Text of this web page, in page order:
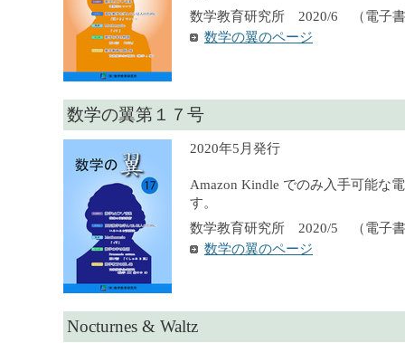
数学教育研究所 2020/6 （電子
数学の翼のページ
数学の翼第１７号
2020年5月発行
Amazon Kindle でのみ入手可能な
す。
数学教育研究所 2020/5 （電子
数学の翼のページ
Nocturnes & Waltz